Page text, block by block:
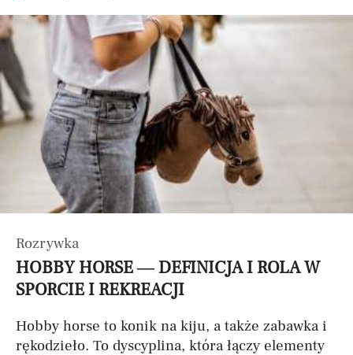
Rozrywka
HOBBY HORSE — DEFINICJA I ROLA W
SPORCIE I REKREACJI
Hobby horse to konik na kiju, a także zabawka i
rękodzieło. To dyscyplina, która łączy elementy